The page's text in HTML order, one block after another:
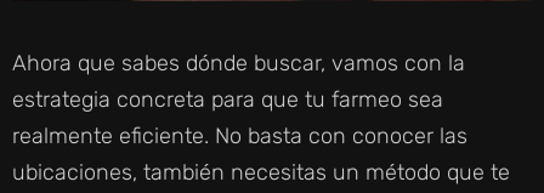
Ahora que sabes dónde buscar, vamos con la
estrategia concreta para que tu farmeo sea
realmente eficiente. No basta con conocer las
ubicaciones, también necesitas un método que te